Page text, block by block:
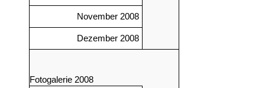
November 2008
Dezember 2008
Fotogalerie 2008